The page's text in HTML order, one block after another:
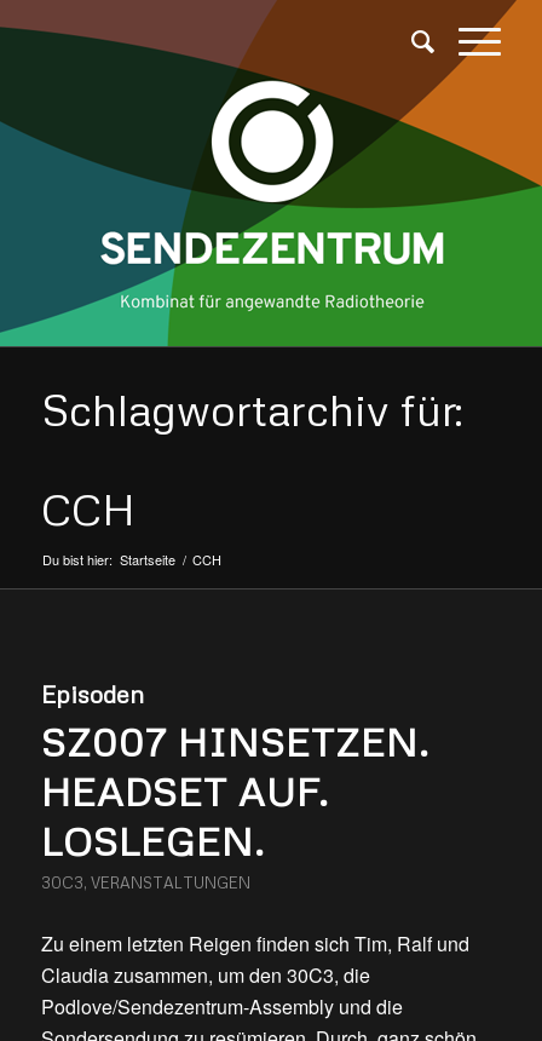
Schlagwortarchiv für:
CCH
Du bist hier: Startseite / CCH
Episoden
SZ007 HINSETZEN.
HEADSET AUF.
LOSLEGEN.
30C3, VERANSTALTUNGEN
Zu einem letzten Reigen finden sich Tim, Ralf und
Claudia zusammen, um den 30C3, die
Podlove/Sendezentrum-Assembly und die